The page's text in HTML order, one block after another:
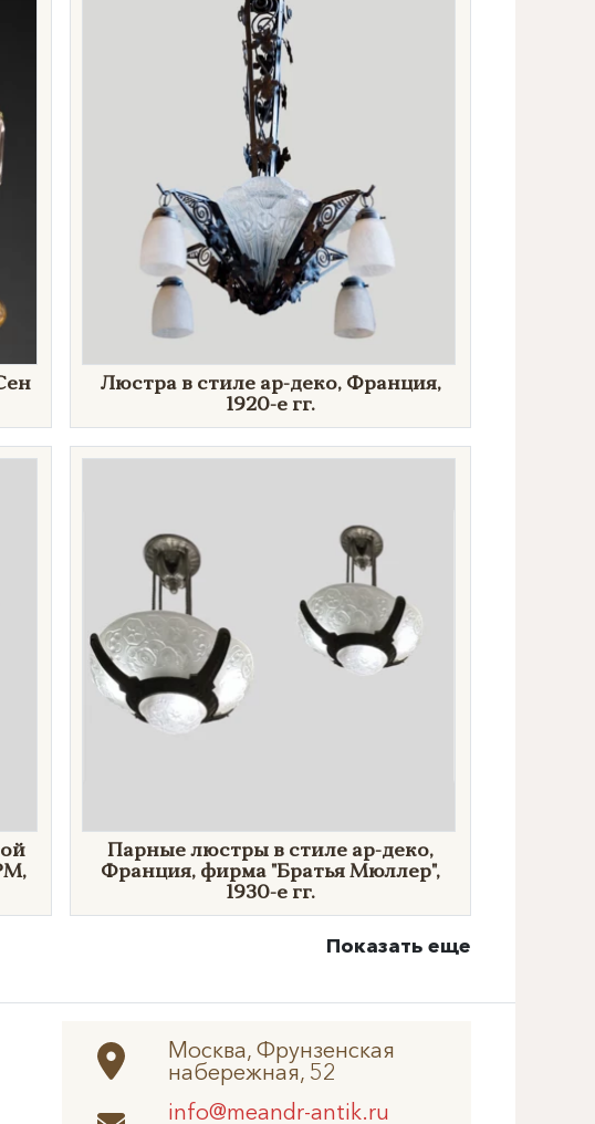
Люстра в стиле ар-деко, Франция,
1920-е гг.
Парные люстры в стиле ар-деко,
Франция, фирма "Братья Мюллер",
1930-е гг.
Показать еще
Москва, Фрунзенская
набережная, 52
info@meandr-antik.ru